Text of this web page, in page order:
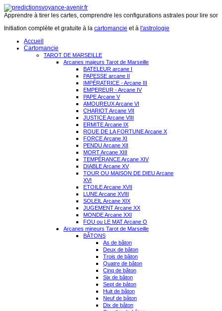
Apprendre à tirer les cartes, comprendre les configurations astrales pour lire
Initiation complète et gratuite à la cartomancie et à l'astrologie
Accueil
Cartomancie
TAROT DE MARSEILLE
Arcanes majeurs Tarot de Marseille
BATELEUR arcane I
PAPESSE arcane II
IMPÉRATRICE - Arcane III
EMPEREUR - Arcane IV
PAPE Arcane V
AMOUREUX Arcane VI
CHARIOT Arcane VII
JUSTICE Arcane VIII
ERMITE Arcane IX
ROUE DE LA FORTUNE Arcane X
FORCE Arcane XI
PENDU Arcane XII
MORT Arcane XIII
TEMPÉRANCE Arcane XIV
DIABLE Arcane XV
TOUR OU MAISON DE DIEU Arcane
XVI
ETOILE Arcane XVII
LUNE Arcane XVIII
SOLEIL Arcane XIX
JUGEMENT Arcane XX
MONDE Arcane XXI
FOU ou LE MAT Arcane O
Arcanes mineurs Tarot de Marseille
BÂTONS
As de bâton
Deux de bâton
Trois de bâton
Quatre de bâton
Cinq de bâton
Six de bâton
Sept de bâton
Huit de bâton
Neuf de bâton
Dix de bâton